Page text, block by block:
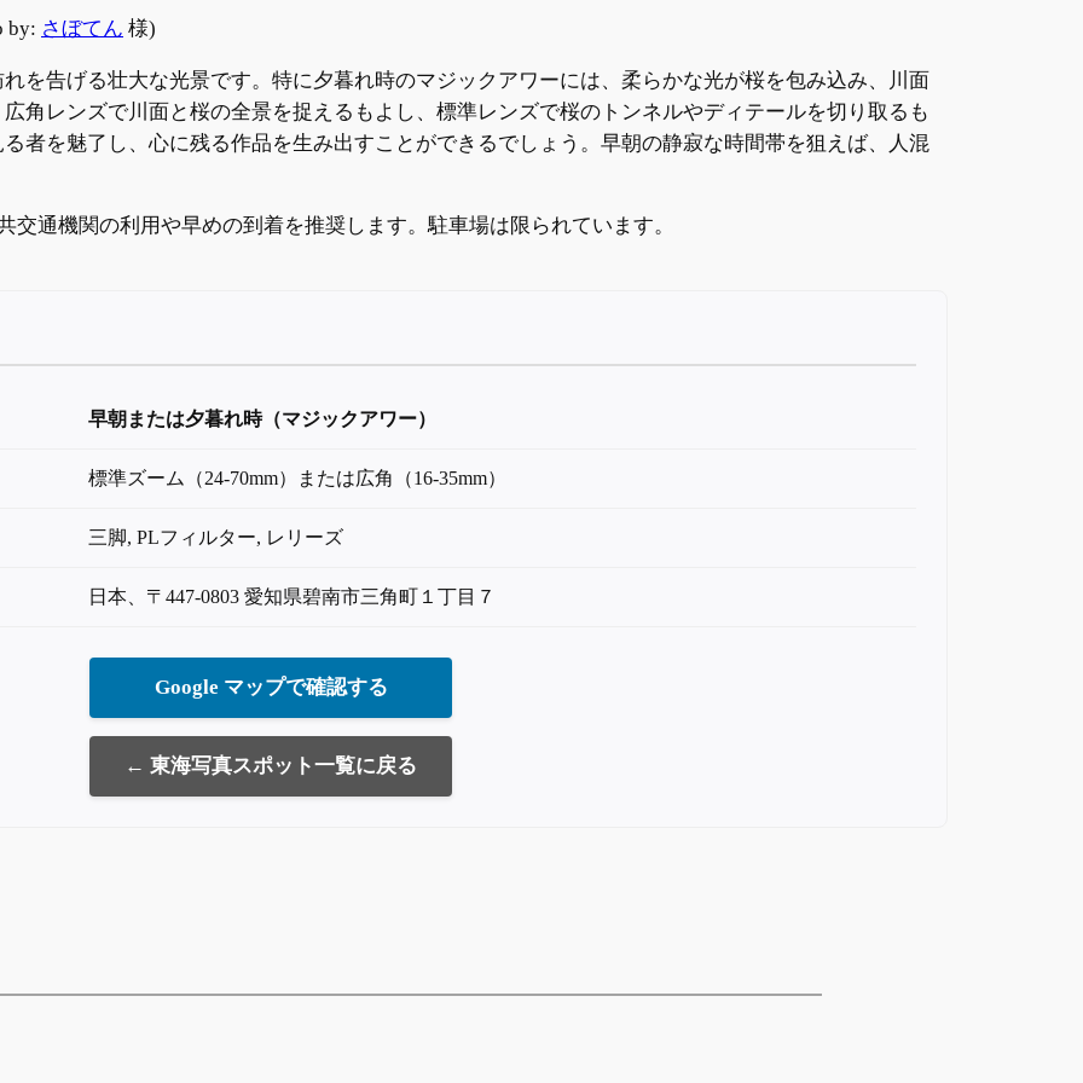
by: さぼてん 様)
を告げる壮大な光景です。特に夕暮れ時のマジックアワーには、柔らかな光が桜を包み込み、川面
角レンズで川面と桜の全景を捉えるもよし、標準レンズで桜のトンネルやディテールを切り取るも
者を魅了し、心に残る作品を生み出すことができるでしょう。早朝の静寂な時間帯を狙えば、人混
通機関の利用や早めの到着を推奨します。駐車場は限られています。
早朝または夕暮れ時（マジックアワー）
標準ズーム（24-70mm）または広角（16-35mm）
三脚, PLフィルター, レリーズ
日本、〒447-0803 愛知県碧南市三角町１丁目７
Google マップで確認する
← 東海写真スポット一覧に戻る